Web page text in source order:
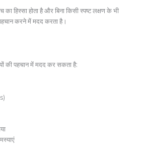
का हिस्सा होता है और बिना किसी स्पष्ट लक्षण के भी
करने में मदद करता है।
की पहचान में मदद कर सकता है: